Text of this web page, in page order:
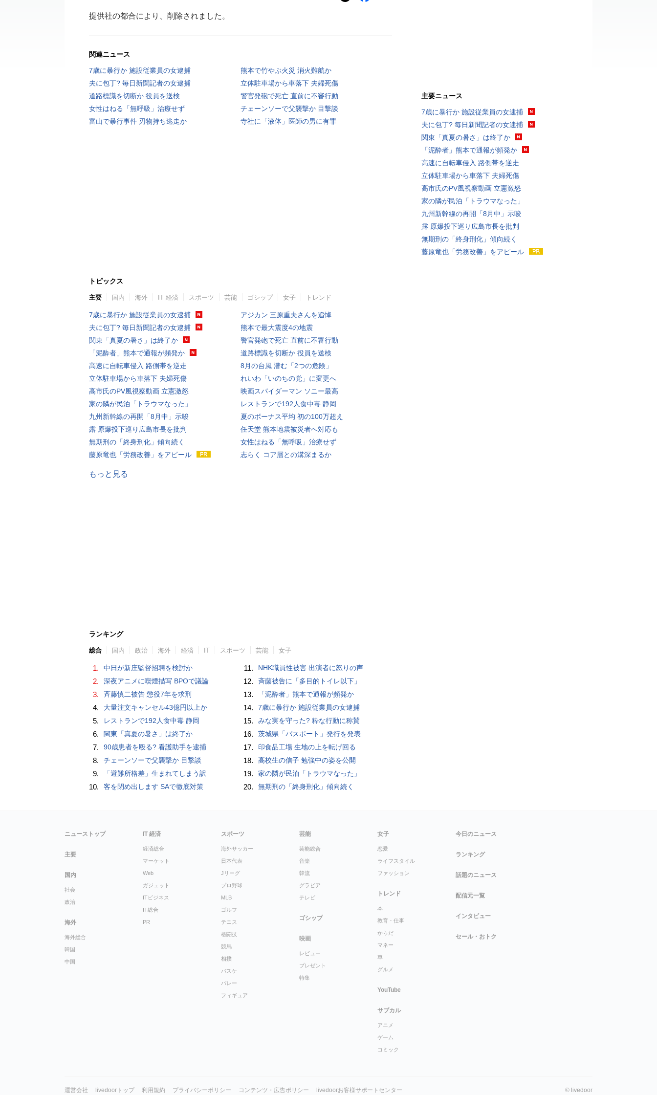
提供社の都合により、削除されました。
関連ニュース
7歳に暴行か 施設従業員の女逮捕
熊本で竹やぶ火災 消火難航か
夫に包丁? 毎日新聞記者の女逮捕
立体駐車場から車落下 夫婦死傷
道路標識を切断か 役員を送検
警官発砲で死亡 直前に不審行動
女性はねる「無呼吸」治療せず
チェーンソーで父襲撃か 目撃談
富山で暴行事件 刃物持ち逃走か
寺社に「液体」医師の男に有罪
トピックス
主要 国内 海外 IT 経済 スポーツ 芸能 ゴシップ 女子 トレンド
7歳に暴行か 施設従業員の女逮捕
夫に包丁? 毎日新聞記者の女逮捕
関東「真夏の暑さ」は終了か
「泥酔者」熊本で通報が頻発か
高速に自転車侵入 路側帯を逆走
立体駐車場から車落下 夫婦死傷
高市氏のPV風視察動画 立憲激怒
家の隣が民泊「トラウマなった」
九州新幹線の再開「8月中」示唆
露 原爆投下巡り広島市長を批判
無期刑の「終身刑化」傾向続く
藤原竜也「労務改善」をアピール
アジカン 三原重夫さんを追悼
熊本で最大震度4の地震
警官発砲で死亡 直前に不審行動
道路標識を切断か 役員を送検
8月の台風 潜む「2つの危険」
れいわ「いのちの党」に変更へ
映画スパイダーマン ソニー最高
レストランで192人食中毒 静岡
夏のボーナス平均 初の100万超え
任天堂 熊本地震被災者へ対応も
女性はねる「無呼吸」治療せず
志らく コア層との溝深まるか
もっと見る
ランキング
総合 国内 政治 海外 経済 IT スポーツ 芸能 女子
1. 中日が新庄監督招聘を検討か
2. 深夜アニメに喫煙描写 BPOで議論
3. 斉藤慎二被告 懲役7年を求刑
4. 大量注文キャンセル43億円以上か
5. レストランで192人食中毒 静岡
6. 関東「真夏の暑さ」は終了か
7. 90歳患者を殴る? 看護助手を逮捕
8. チェーンソーで父襲撃か 目撃談
9. 「避難所格差」生まれてしまう訳
10. 客を閉め出します SAで徹底対策
11. NHK職員性被害 出演者に怒りの声
12. 斉藤被告に「多目的トイレ以下」
13. 「泥酔者」熊本で通報が頻発か
14. 7歳に暴行か 施設従業員の女逮捕
15. みな実を守った? 粋な行動に称賛
16. 茨城県「パスポート」発行を発表
17. 印食品工場 生地の上を転げ回る
18. 高校生の信子 勉強中の姿を公開
19. 家の隣が民泊「トラウマなった」
20. 無期刑の「終身刑化」傾向続く
主要ニュース
7歳に暴行か 施設従業員の女逮捕
夫に包丁? 毎日新聞記者の女逮捕
関東「真夏の暑さ」は終了か
「泥酔者」熊本で通報が頻発か
高速に自転車侵入 路側帯を逆走
立体駐車場から車落下 夫婦死傷
高市氏のPV風視察動画 立憲激怒
家の隣が民泊「トラウマなった」
九州新幹線の再開「8月中」示唆
露 原爆投下巡り広島市長を批判
無期刑の「終身刑化」傾向続く
藤原竜也「労務改善」をアピール
ニューストップ
主要
国内
社会
政治
海外
海外総合
韓国
中国
IT 経済
経済総合
マーケット
Web
ガジェット
ITビジネス
IT総合
PR
スポーツ
海外サッカー
日本代表
Jリーグ
プロ野球
MLB
ゴルフ
テニス
格闘技
競馬
相撲
バスケ
バレー
フィギュア
芸能
芸能総合
音楽
韓流
グラビア
テレビ
ゴシップ
映画
レビュー
プレゼント
特集
女子
恋愛
ライフスタイル
ファッション
トレンド
本
教育・仕事
からだ
マネー
車
グルメ
YouTube
サブカル
アニメ
ゲーム
コミック
今日のニュース
ランキング
話題のニュース
配信元一覧
インタビュー
セール・おトク
運営会社 livedoorトップ 利用規約 プライバシーポリシー コンテンツ・広告ポリシー livedoorお客様サポートセンター © livedoor